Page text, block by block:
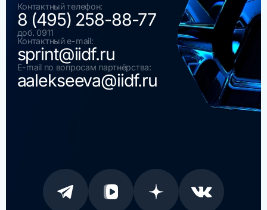
Контактный телефон:
8 (495) 258-88-77
доб. 0911
Контактный e-mail:
sprint@iidf.ru
E-mail по вопросам партнёрства:
aalekseeva@iidf.ru